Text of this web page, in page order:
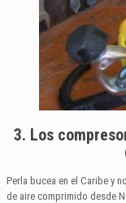
3. Los
Perla bucea en el Caribe y
de aire comprimido desde